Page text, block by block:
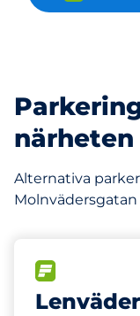
närheten
Alternativa
Molnvädersgatan